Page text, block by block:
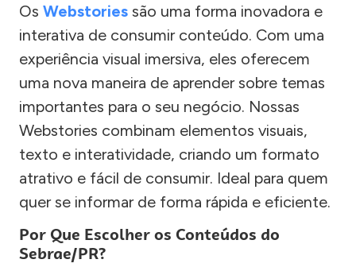
Os Webstories são uma forma inovadora e
interativa de consumir conteúdo. Com uma
experiência visual imersiva, eles oferecem
uma nova maneira de aprender sobre temas
importantes para o seu negócio. Nossas
Webstories combinam elementos visuais,
texto e interatividade, criando um formato
atrativo e fácil de consumir. Ideal para quem
quer se informar de forma rápida e eficiente.
Por Que Escolher os Conteúdos do
Sebrae/PR?